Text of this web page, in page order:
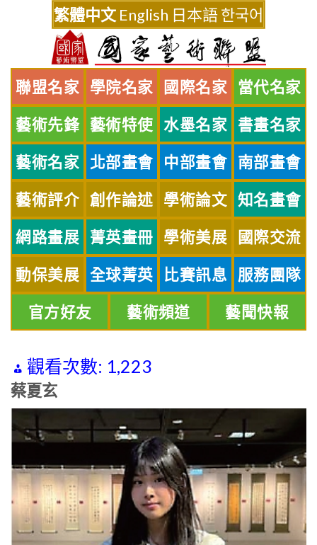
繁體中文 English 日本語한국어
聯盟名家 學院名家 國際名家 當代名家
藝術先鋒 藝術特使 水墨名家 書畫名家
藝術名家 北部畫會 中部畫會 南部畫會
藝術評介 創作論述 學術論文 知名畫會
網路畫展 菁英畫冊 學術美展 國際交流
動保美展 全球菁英 比賽訊息 服務團隊
官方好友 藝術頻道 藝聞快報
觀看次數: 1,223
蔡夏玄